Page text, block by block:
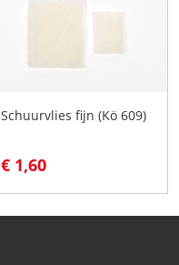
Schuurvlies fijn (Kö 609)
€ 1,60